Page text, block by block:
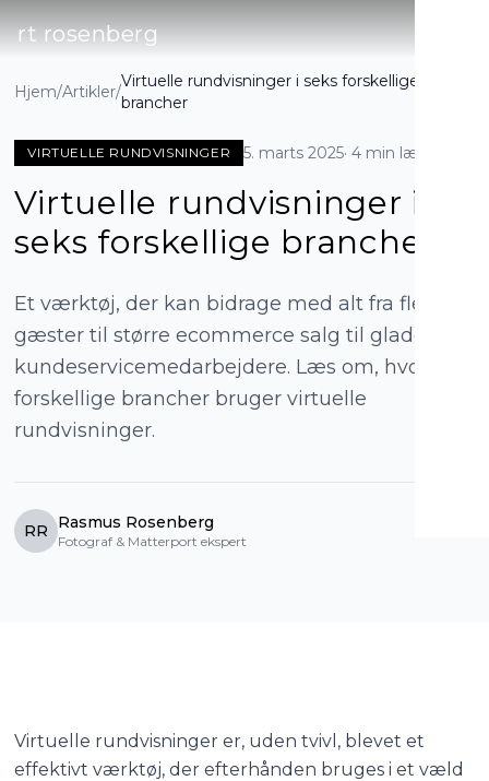
rt rosenberg
Hjem/Artikler/
Virtuelle rundvisninger i seks forskellige
brancher
VIRTUELLE RUNDVISNINGER 5. marts 2025·4 min læsning
Virtuelle rundvisninger i
seks forskellige brancher
Et værktøj, der kan bidrage med alt fra flere
gæster til større ecommerce salg til gladere
kundeservicemedarbejdere. Læs om, hvordan
forskellige brancher bruger virtuelle
rundvisninger.
RR Rasmus Rosenberg
Fotograf & Matterport ekspert
Virtuelle rundvisninger er, uden tvivl, blevet et
effektivt værktøj, der efterhånden bruges i et væld